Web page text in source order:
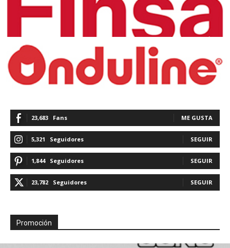
23,683 Fans ME GUSTA
5,321 Seguidores SEGUIR
1,844 Seguidores SEGUIR
23,782 Seguidores SEGUIR
Promoción